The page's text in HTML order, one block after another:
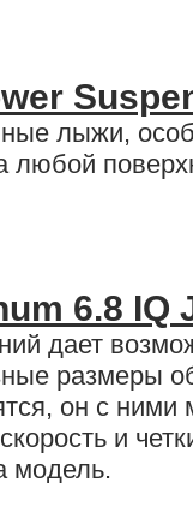
лыжи,
любой
6.8 IQ
дает
размеры
он с ними
и
модель.